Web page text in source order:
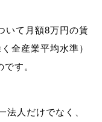
いて月額8万円の賃
全産業平均水準）
法人だけでなく、